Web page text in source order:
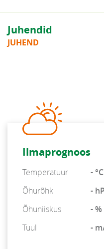
Juhendid
JUHEND
Ilmaprognoos
Temperatuur
- °C
Õhurõhk
-
Õhuniiskus
- %
Tuul
-